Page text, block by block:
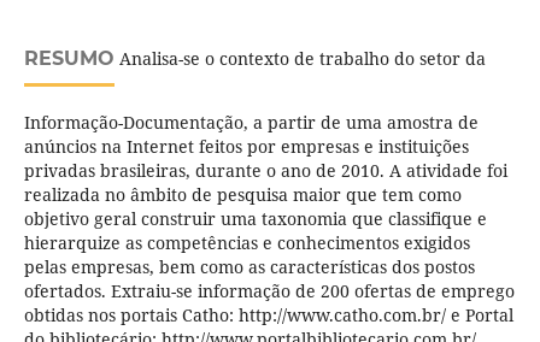
RESUMO Analisa-se o contexto de trabalho do setor da
Informação-Documentação, a partir de uma amostra de
anúncios na Internet feitos por empresas e instituições
privadas brasileiras, durante o ano de 2010. A atividade foi
realizada no âmbito de pesquisa maior que tem como
objetivo geral construir uma taxonomia que classifique e
hierarquize as competências e conhecimentos exigidos
pelas empresas, bem como as características dos postos
ofertados. Extraiu-se informação de 200 ofertas de emprego
obtidas nos portais Catho: http://www.catho.com.br/ e Portal